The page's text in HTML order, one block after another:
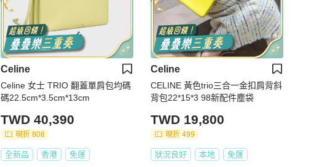
Celine
Celine 女士 TRIO 翻蓋單肩包均碼
碼22.5cm*3.5cm*13cm
TWD 40,390
現折 808
全新品 香港 免運
Celine
CELINE 黃色trio三合一金扣肩背斜
背包22*15*3 98新配件塵袋
TWD 19,800
現折 499
狀況良好 本地 免運